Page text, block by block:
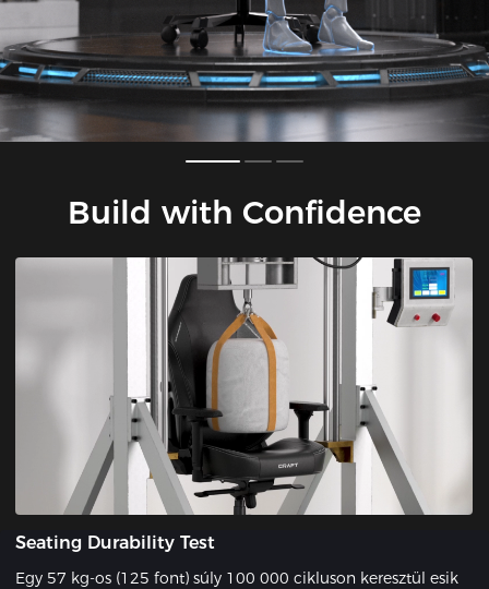
Build with Confidence
Seating Durability Test
Egy 57 kg-os (125 font) súly 100 000 cikluson keresztül esik